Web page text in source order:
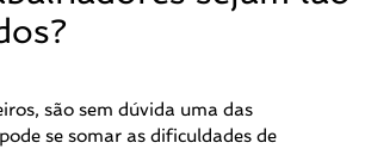
são sem dúvida uma das
se somar as dificuldades de